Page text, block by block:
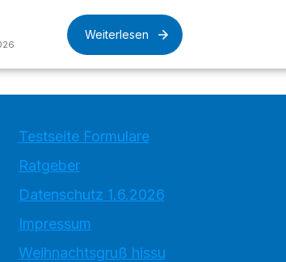
Weiterlesen
Testseite Formulare
Ratgeber
Datenschutz 1.6.2026
Impressum
Weihnachtsgruß hissu